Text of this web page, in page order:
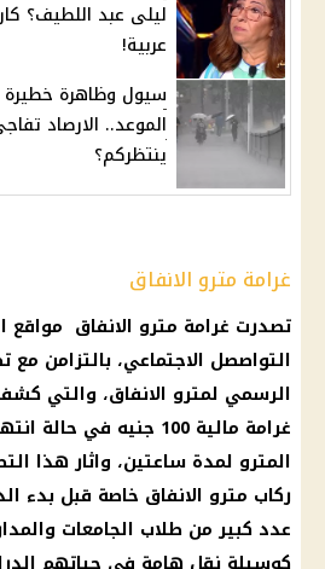
ليلى عبد اللطيف؟
عربية!
سيول وظاهرة خطيرة
الموعد.. الارصاد
ينتظركم؟
غرامة مترو الانفاق
تصدرت غرامة مترو الانفاق مواقع
التواصصل الاجتماعي، بالتزامن مع
الرسمي لمترو الانفاق، والتي
غرامة مالية
المترو لمدة ساعتين، واثار هذا
ركاب مترو الانفاق خاصة قبل بدء
عدد كبير من طلاب الجامعات